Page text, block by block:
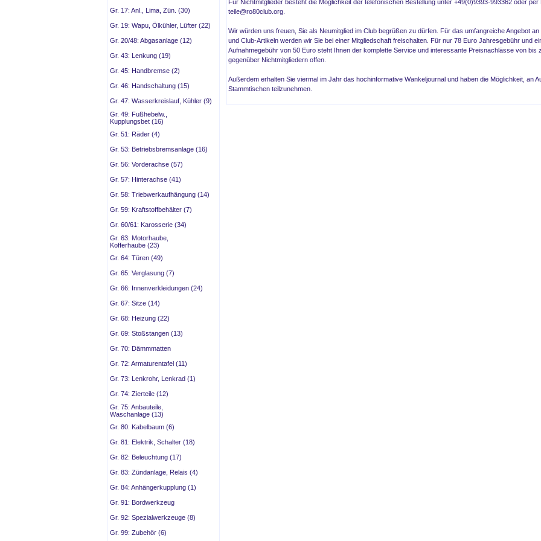
Gr. 17: Anl., Lima, Zün. (30)
Gr. 19: Wapu, Ölkühler, Lüfter (22)
Gr. 20/48: Abgasanlage (12)
Gr. 43: Lenkung (19)
Gr. 45: Handbremse (2)
Gr. 46: Handschaltung (15)
Gr. 47: Wasserkreislauf, Kühler (9)
Gr. 49: Fußhebelw.,
Kupplungsbet (16)
Gr. 51: Räder (4)
Gr. 53: Betriebsbremsanlage (16)
Gr. 56: Vorderachse (57)
Gr. 57: Hinterachse (41)
Gr. 58: Triebwerkaufhängung (14)
Gr. 59: Kraftstoffbehälter (7)
Gr. 60/61: Karosserie (34)
Gr. 63: Motorhaube,
Kofferhaube (23)
Gr. 64: Türen (49)
Gr. 65: Verglasung (7)
Gr. 66: Innenverkleidungen (24)
Gr. 67: Sitze (14)
Gr. 68: Heizung (22)
Gr. 69: Stoßstangen (13)
Gr. 70: Dämmmatten
Gr. 72: Armaturentafel (11)
Gr. 73: Lenkrohr, Lenkrad (1)
Gr. 74: Zierteile (12)
Gr. 75: Anbauteile,
Waschanlage (13)
Gr. 80: Kabelbaum (6)
Gr. 81: Elektrik, Schalter (18)
Gr. 82: Beleuchtung (17)
Gr. 83: Zündanlage, Relais (4)
Gr. 84: Anhängerkupplung (1)
Gr. 91: Bordwerkzeug
Gr. 92: Spezialwerkzeuge (8)
Gr. 99: Zubehör (6)
Für Nichtmitglieder besteht die Möglichkeit der telefonischen Bestellung unter +49(0)9393-993362 oder per
teile@ro80club.org
Wir würden uns freuen, Sie als Neumitglied im Club begrüßen zu dürfen. Für das umfangreiche Angebot
und Club-Artikeln werden wir Sie bei einer Mitgliedschaft freischalten. Für nur 78 Euro Jahresgebühr und
Aufnahmegebühr von 50 Euro steht Ihnen der komplette Service und interessante Preisnachlässe von bis
gegenüber Nichtmitgliedern offen.
Außerdem erhalten Sie viermal im Jahr das hochinformative Wankeljournal und haben die Möglichkeit, an
Stammtischen teilzunehmen.